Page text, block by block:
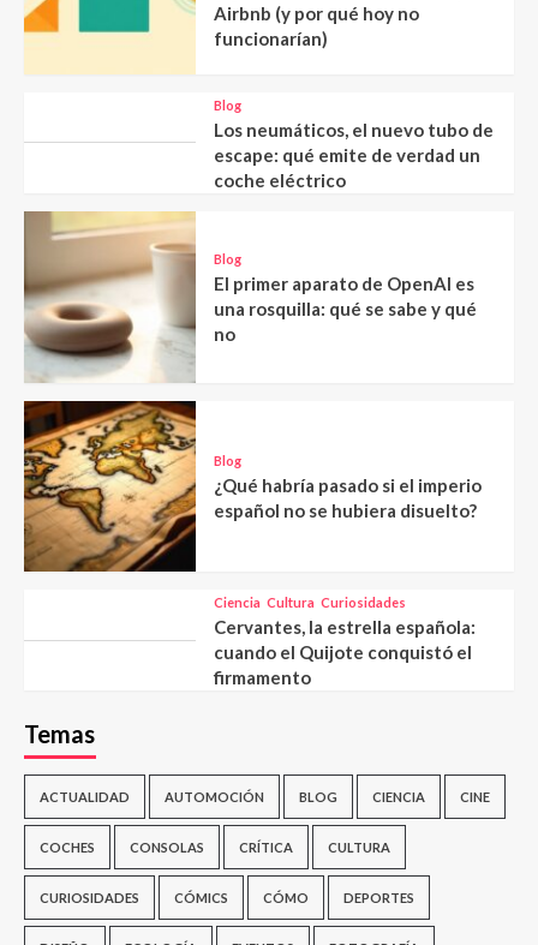
Airbnb (y por qué hoy no
funcionarían)
Blog
Los neumáticos, el nuevo tubo de
escape: qué emite de verdad un
coche eléctrico
Blog
El primer aparato de OpenAI es
una rosquilla: qué se sabe y qué
no
Blog
¿Qué habría pasado si el imperio
español no se hubiera disuelto?
Ciencia Cultura Curiosidades
Cervantes, la estrella española:
cuando el Quijote conquistó el
firmamento
Temas
ACTUALIDAD AUTOMOCIÓN BLOG CIENCIA CINE
COCHES CONSOLAS CRÍTICA CULTURA
CURIOSIDADES CÓMICS CÓMO DEPORTES